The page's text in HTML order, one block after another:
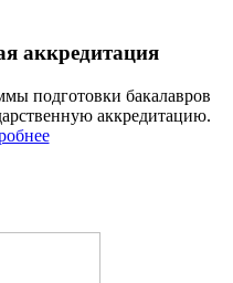
аккредитация
подготовки бакалавров
аккредитацию.